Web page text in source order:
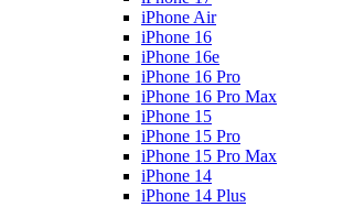
iPhone Air
iPhone 16
iPhone 16e
iPhone 16 Pro
iPhone 16 Pro Max
iPhone 15
iPhone 15 Pro
iPhone 15 Pro Max
iPhone 14
iPhone 14 Plus